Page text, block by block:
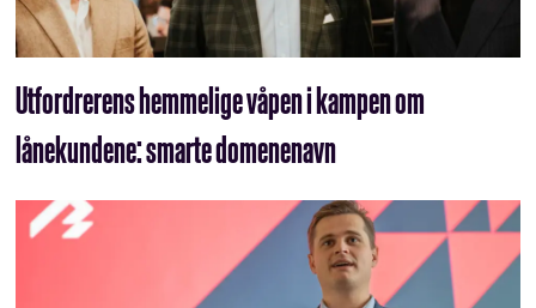
Utfordrerens hemmelige våpen i kampen om
lånekundene: smarte domenenavn